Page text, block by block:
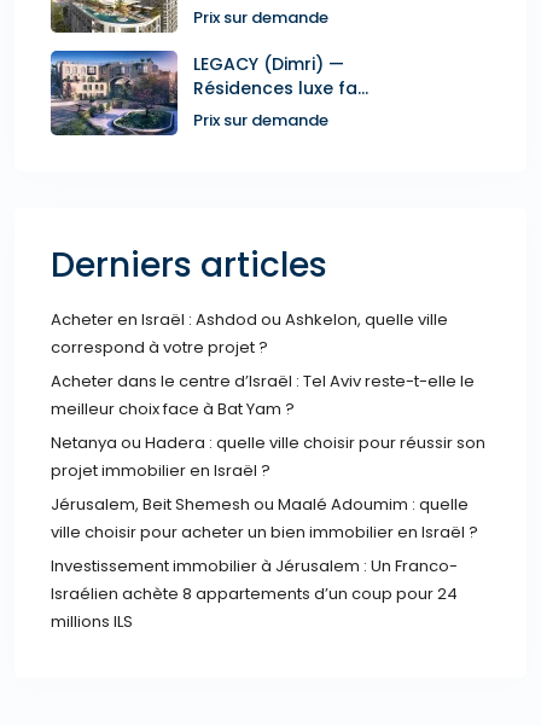
Prix sur demande
LEGACY (Dimri) —
Résidences luxe fa...
Prix sur demande
Derniers articles
Acheter en Israël : Ashdod ou Ashkelon, quelle ville
correspond à votre projet ?
Acheter dans le centre d’Israël : Tel Aviv reste-t-elle le
meilleur choix face à Bat Yam ?
Netanya ou Hadera : quelle ville choisir pour réussir son
projet immobilier en Israël ?
Jérusalem, Beit Shemesh ou Maalé Adoumim : quelle
ville choisir pour acheter un bien immobilier en Israël ?
Investissement immobilier à Jérusalem : Un Franco-
Israélien achète 8 appartements d’un coup pour 24
millions ILS